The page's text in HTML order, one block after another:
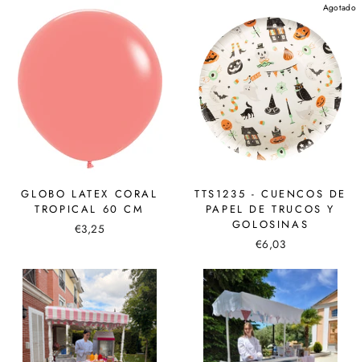
GLOBO LATEX CORAL
TROPICAL 60 CM
€3,25
Agotado
TTS1235 - CUENCOS DE
PAPEL DE TRUCOS Y
GOLOSINAS
€6,03